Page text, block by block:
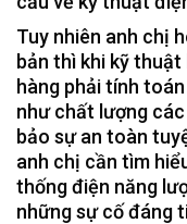
Tuy nhiên anh chị
bản thì khi kỹ
hàng phải tính
như chất lượng các
bảo sự an toàn
anh chị cần tìm
thống điện năng
những sự cố đáng